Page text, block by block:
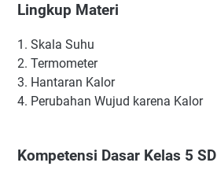
Lingkup Materi
1. Skala Suhu
2. Termometer
3. Hantaran Kalor
4. Perubahan Wujud karena Kalor
Kompetensi Dasar Kelas 5 SD